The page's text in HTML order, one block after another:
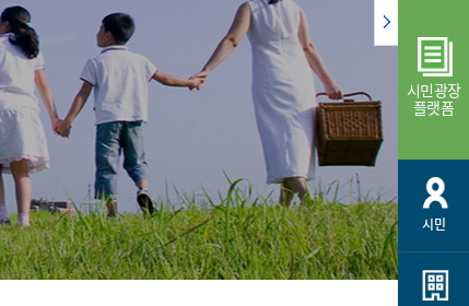
시민광장
플랫폼
시민